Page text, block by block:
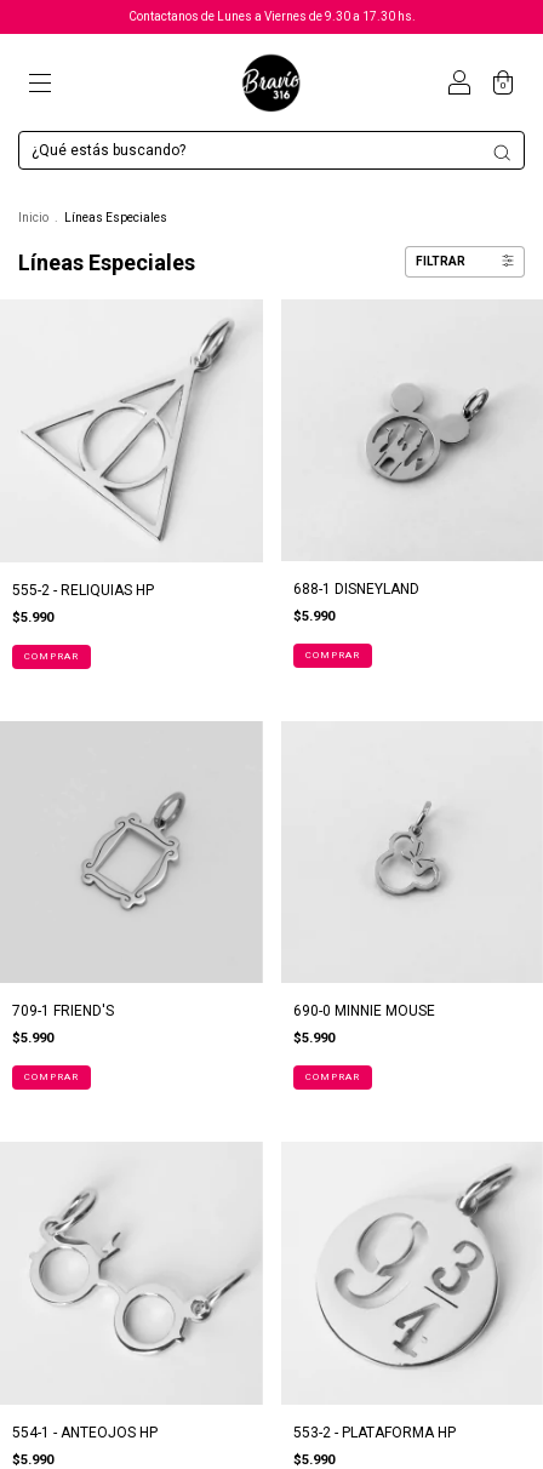
Contactanos de Lunes a Viernes de 9.30 a 17.30 hs.
0
Inicio Líneas Especiales
Líneas Especiales FILTRAR
555-2 - RELIQUIAS HP
$5.990
688-1 DISNEYLAND
$5.990
709-1 FRIEND'S
$5.990
690-0 MINNIE MOUSE
$5.990
554-1 - ANTEOJOS HP
$5.990
553-2 - PLATAFORMA HP
$5.990